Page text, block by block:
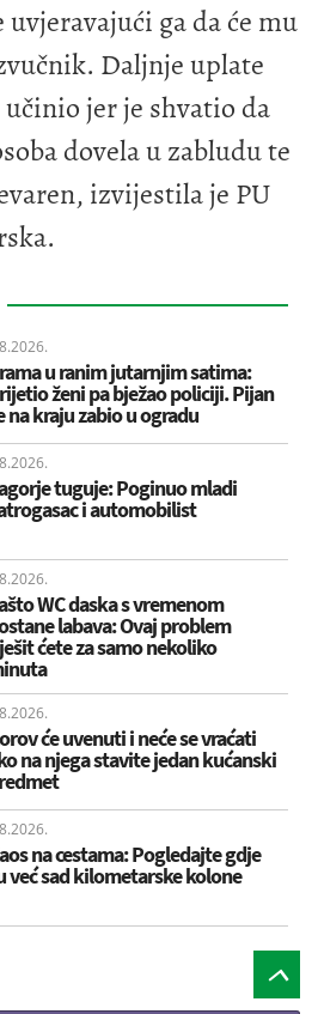
ga da će mu
Daljnje uplate
jer je shvatio da
dovela u zabludu te
izvijestila je PU
u ranim jutarnjim satima:
ženi pa bježao policiji. Pijan
na kraju zabio u ogradu
tuguje: Poginuo mladi
i automobilist
WC daska s vremenom
labava: Ovaj problem
ćete za samo nekoliko
će uvenuti i neće se vraćati
na njega stavite jedan kućanski
na cestama: Pogledajte gdje
već sad kilometarske kolone